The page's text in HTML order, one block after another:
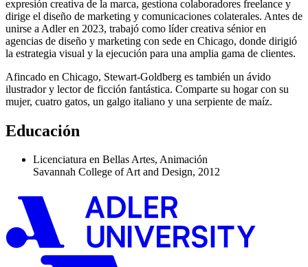
expresión creativa de la marca, gestiona colaboradores freelance y
dirige el diseño de marketing y comunicaciones colaterales. Antes de
unirse a Adler en 2023, trabajó como líder creativa sénior en
agencias de diseño y marketing con sede en Chicago, donde dirigió
la estrategia visual y la ejecución para una amplia gama de clientes.
Afincado en Chicago, Stewart-Goldberg es también un ávido
ilustrador y lector de ficción fantástica. Comparte su hogar con su
mujer, cuatro gatos, un galgo italiano y una serpiente de maíz.
Educación
Licenciatura en Bellas Artes, Animación
Savannah College of Art and Design, 2012